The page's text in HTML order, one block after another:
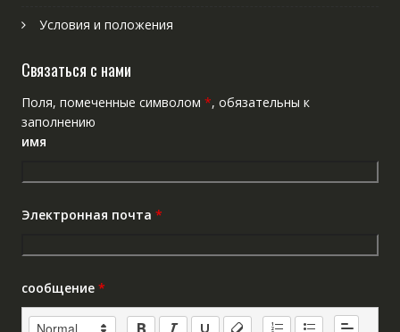
Условия и положения
Связаться с нами
Поля, помеченные символом *, обязательны к
заполнению
имя
Электронная почта *
сообщение *